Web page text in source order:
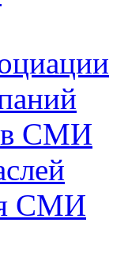
в СМИ
СМИ